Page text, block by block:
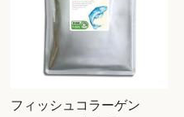
フィッシュコラーゲン